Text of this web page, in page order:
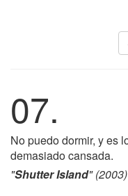
07.
No puedo dormir, y es
demasiado cansada.
"Shutter Island" (2003)